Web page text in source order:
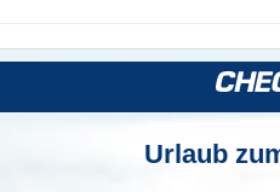
Urlaub